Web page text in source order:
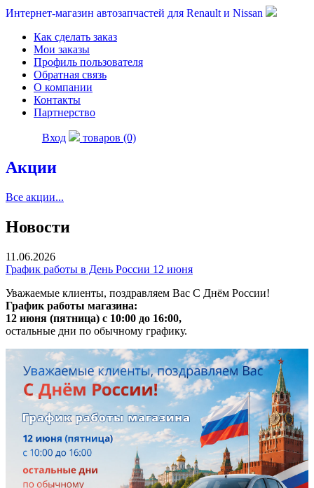
Интернет-магазин автозапчастей для Renault и Nissan
Как сделать заказ
Мои заказы
Профиль пользователя
Обратная связь
О компании
Контакты
Партнерство
Вход товаров (0)
Акции
Все акции...
Новости
11.06.2026
График работы в День России 12 июня
Уважаемые клиенты, поздравляем Вас С Днём России!
График работы магазина:
12 июня (пятница) с 10:00 до 16:00,
остальные дни по обычному графику.